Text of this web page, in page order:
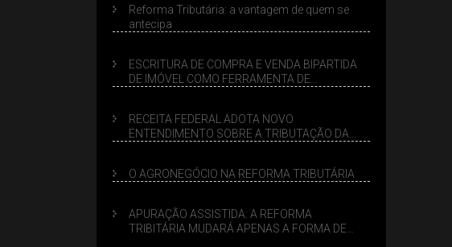
Reforma Tributária: a vantagem de quem se
antecipa
ESCRITURA DE COMPRA E VENDA BIPARTIDA
DE IMÓVEL COMO FERRAMENTA DE
RECEITA FEDERAL ADOTA NOVO
ENTENDIMENTO SOBRE A TRIBUTAÇÃO DA
O AGRONEGÓCIO NA REFORMA TRIBUTÁRIA
APURAÇÃO ASSISTIDA: A REFORMA
TRIBITÁRIA MUDARÁ APENAS A FORMA DE